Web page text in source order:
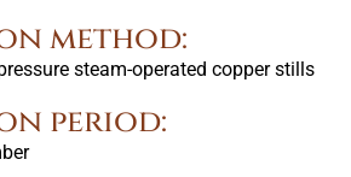
method:
steam-operated copper stills
period: